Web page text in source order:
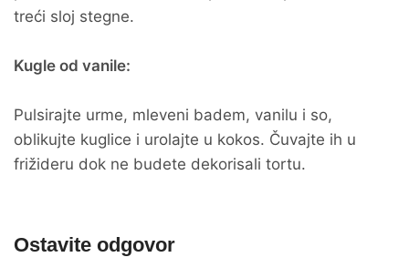
treći sloj stegne.
Kugle od vanile:
Pulsirajte urme, mleveni badem, vanilu i so,
oblikujte kuglice i urolajte u kokos. Čuvajte ih u
frižideru dok ne budete dekorisali tortu.
Ostavite odgovor